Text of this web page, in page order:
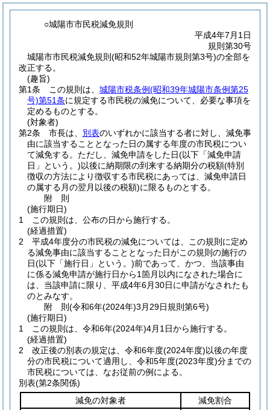
○城陽市市民税減免規則
平成4年7月1日
規則第30号
城陽市市民税減免規則(昭和52年城陽市規則第3号)の全部を
改正する。
(趣旨)
第1条
この規則は、 城陽市税条例(昭和39年城陽市条例第25
号)第51条に規定する市民税の減免について、必要な事項を
定めるものとする。
(対象者)
第2条
市長は、 別表のいずれかに該当する者に対し、減免事
由に該当することとなった日の属する年度の市民税につい
て減免する。 ただし、減免申請をした日(以下「減免申請
日」という。)以後に納期限の到来する納期分の税額(特別
徴収の方法により徴収する市民税にあっては、減免申請日
の属する月の翌月以後の税額)に限るものとする。
附 則
(施行期日)
1
この規則は、公布の日から施行する。
(経過措置)
2
平成4年度分の市民税の減免については、この規則に定め
る減免事由に該当することとなった日がこの規則の施行の
日(以下「施行日」という。)前であって、かつ、当該事由
に係る減免申請が施行日から1箇月以内になされた場合に
は、当該申請に限り、平成4年6月30日に申請がなされたも
のとみなす。
附 則(令和6年(2024年)3月29日規則第6号)
(施行期日)
1
この規則は、令和6年(2024年)4月1日から施行する。
(経過措置)
2
改正後の別表の規定は、令和6年度(2024年度)以後の年度
分の市民税について適用し、令和5年度(2023年度)分までの
市民税については、なお従前の例による。
別表(第2条関係)
減免の対象者
減免割合